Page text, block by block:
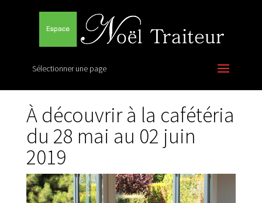
Sélectionner une page
À découvrir à la cafétéria
du 28 mai au 02 juin
2019